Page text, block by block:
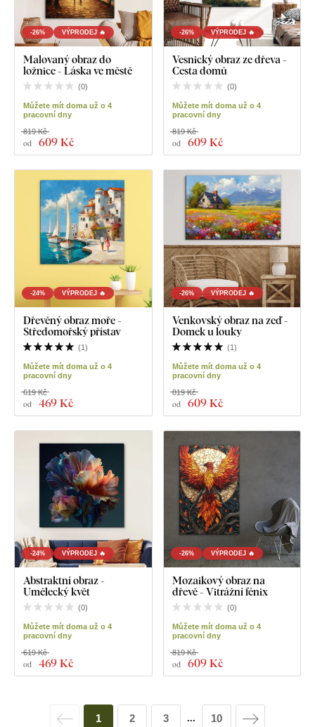
-26% VÝPRODEJ 🔥
Malovaný obraz do
ložnice - Láska ve městě
(0)
Můžete mít doma už o 4
pracovní dny
od 609 Kč
819 Kč
-26% VÝPRODEJ 🔥
Vesnický obraz ze dřeva -
Cesta domů
(0)
Můžete mít doma už o 4
pracovní dny
od 609 Kč
819 Kč
-24% VÝPRODEJ 🔥
Dřevěný obraz moře -
Středomořský přístav
(1)
Můžete mít doma už o 4
pracovní dny
od 469 Kč
619 Kč
-26% VÝPRODEJ 🔥
Venkovský obraz na zeď -
Domek u louky
(1)
Můžete mít doma už o 4
pracovní dny
od 609 Kč
819 Kč
-24% VÝPRODEJ 🔥
Abstraktní obraz -
Umělecký květ
(0)
Můžete mít doma už o 4
pracovní dny
od 469 Kč
619 Kč
-26% VÝPRODEJ 🔥
Mozaikový obraz na
dřevě - Vitrážní fénix
(0)
Můžete mít doma už o 4
pracovní dny
od 609 Kč
819 Kč
1 2 3 ... 10